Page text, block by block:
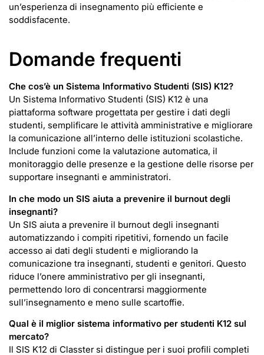
un’esperienza di insegnamento più efficiente e
soddisfacente.
Domande frequenti
Che cos’è un Sistema Informativo Studenti (SIS) K12?
Un Sistema Informativo Studenti (SIS) K12 è una
piattaforma software progettata per gestire i dati degli
studenti, semplificare le attività amministrative e migliorare
la comunicazione all’interno delle istituzioni scolastiche.
Include funzioni come la valutazione automatica, il
monitoraggio delle presenze e la gestione delle risorse per
supportare insegnanti e amministratori.
In che modo un SIS aiuta a prevenire il burnout degli
insegnanti?
Un SIS aiuta a prevenire il burnout degli insegnanti
automatizzando i compiti ripetitivi, fornendo un facile
accesso ai dati degli studenti e migliorando la
comunicazione tra insegnanti, studenti e genitori. Questo
riduce l’onere amministrativo per gli insegnanti,
permettendo loro di concentrarsi maggiormente
sull’insegnamento e meno sulle scartoffie.
Qual è il miglior sistema informativo per studenti K12 sul
mercato?
Il SIS K12 di Classter si distingue per i suoi profili completi